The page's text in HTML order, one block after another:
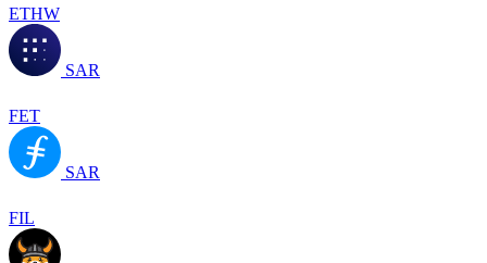
ETHW
SAR
FET
SAR
FIL